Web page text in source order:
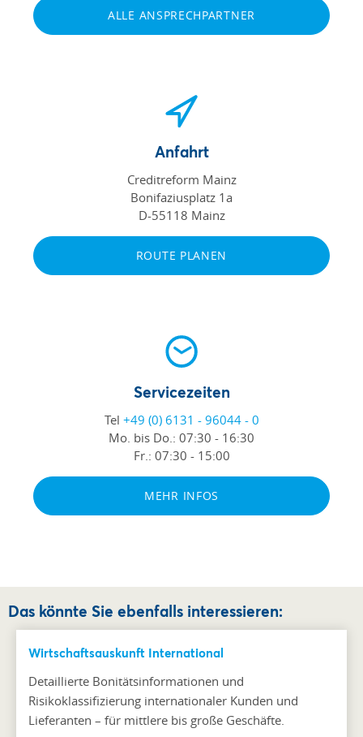
ALLE ANSPRECHPARTNER
Anfahrt
Creditreform Mainz
Bonifaziusplatz 1a
D-55118 Mainz
ROUTE PLANEN
Servicezeiten
Tel +49 (0) 6131 - 96044 - 0
Mo. bis Do.: 07:30 - 16:30
Fr.: 07:30 - 15:00
MEHR INFOS
Das könnte Sie ebenfalls interessieren:
Wirtschaftsauskunft International
Detaillierte Bonitätsinformationen und
Risikoklassifizierung internationaler Kunden und
Lieferanten – für mittlere bis große Geschäfte.